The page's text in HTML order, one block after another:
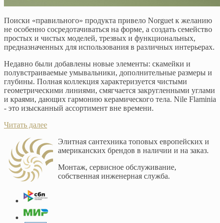
Поиски «правильного» продукта привело Norguet к желанию
не особенно сосредотачиваться на форме, а создать семейство
простых и чистых моделей, трезвых и функциональных,
предназначенных для использования в различных интерьерах.
Недавно были добавлены новые элементы: скамейки и
полувстраиваемые умывальники, дополнительные размеры и
глубины. Полная коллекция характеризуется чистыми
геометрическими линиями, смягчается закругленными углами
и краями, дающих гармонию керамического тела. Nile Flaminia
- это изысканный ассортимент вне времени.
Читать далее
Элитная сантехника топовых европейских и
американских брендов в наличии и на заказ.
Монтаж, сервисное обслуживание,
собственная инженерная служба.